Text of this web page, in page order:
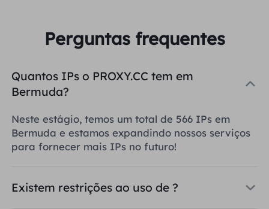
Perguntas frequentes
Quantos IPs o PROXY.CC tem em
Bermuda?
Neste estágio, temos um total de 566 IPs em
Bermuda e estamos expandindo nossos serviços
para fornecer mais IPs no futuro!
Existem restrições ao uso de ?